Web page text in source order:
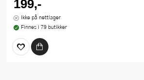
199,-
Ikke på nettlager
Finnes i 79 butikker